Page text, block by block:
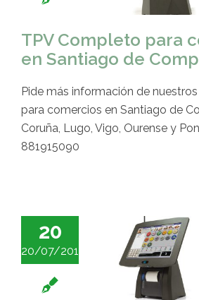
TPV Completo para
en Santiago de
Pide más información de
para comercios en Santiago de
Coruña, Lugo, Vigo, Ourense y
881915090
20
20/07/2016